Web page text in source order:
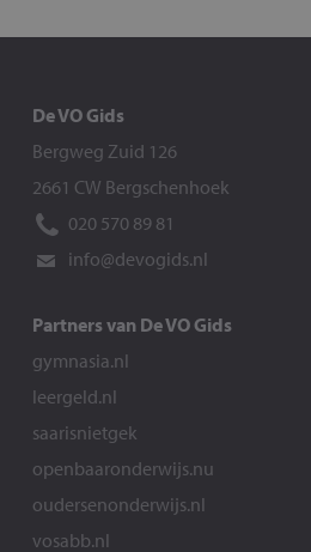
De VO Gids
Bergweg Zuid 126
2661 CW Bergschenhoek
020 570 89 81
info@devogids.nl
Partners van De VO Gids
gymnasia.nl
leergeld.nl
saarisnietgek
openbaaronderwijs.nu
oudersenonderwijs.nl
vosabb.nl